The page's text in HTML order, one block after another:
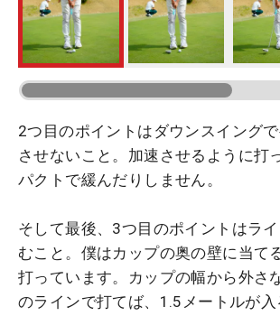
2つ目のポイントはダウンスイング
させないこと。加速させるように打
パクトで緩んだりしません。
そして最後、3つ目のポイントはラ
むこと。僕はカップの奥の壁に当て
打っています。カップの幅から外さ
のラインで打てば、1.5メートルが入